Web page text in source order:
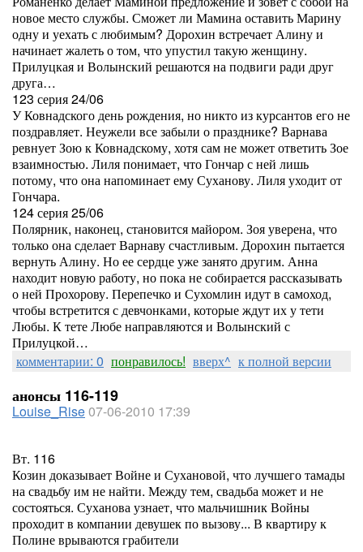
новое место службы. Сможет ли Мамина оставить Марину
одну и уехать с любимым? Дорохин встречает Алину и
начинает жалеть о том, что упустил такую женщину.
Прилуцкая и Волынский решаются на подвиги ради друг
друга…
123 серия 24/06
У Ковнадского день рождения, но никто из курсантов его не
поздравляет. Неужели все забыли о празднике? Варнава
ревнует Зою к Ковнадскому, хотя сам не может ответить Зое
взаимностью. Лиля понимает, что Гончар с ней лишь
потому, что она напоминает ему Суханову. Лиля уходит от
Гончара.
124 серия 25/06
Полярник, наконец, становится майором. Зоя уверена, что
только она сделает Варнаву счастливым. Дорохин пытается
вернуть Алину. Но ее сердце уже занято другим. Анна
находит новую работу, но пока не собирается рассказывать
о ней Прохорову. Перепечко и Сухомлин идут в самоход,
чтобы встретится с девчонками, которые ждут их у тети
Любы. К тете Любе направляются и Волынский с
Прилуцкой…
комментарии: 0 понравилось! вверх^ к полной версии
анонсы 116-119
Louise_Rise07-06-2010 17:39
Вт. 116
Козин доказывает Войне и Сухановой, что лучшего тамады
на свадьбу им не найти. Между тем, свадьба может и не
состояться. Суханова узнает, что мальчишник Войны
проходит в компании девушек по вызову... В квартиру к
Полине врываются грабители